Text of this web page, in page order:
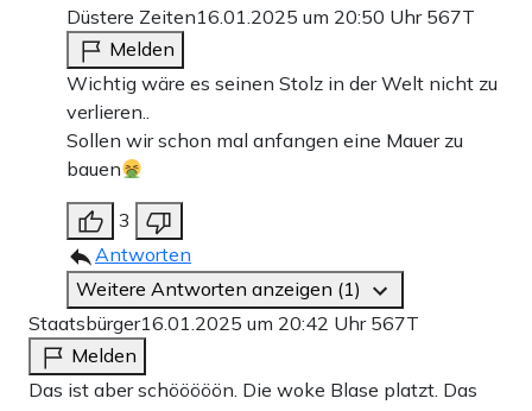
Düstere Zeiten16.01.2025 um 20:50 Uhr 567T
Melden
Wichtig wäre es seinen Stolz in der Welt nicht zu
verlieren..
Sollen wir schon mal anfangen eine Mauer zu
bauen
3
Antworten
Weitere Antworten anzeigen (1)
Staatsbürger16.01.2025 um 20:42 Uhr 567T
Melden
Das ist aber schööööön. Die woke Blase platzt. Das